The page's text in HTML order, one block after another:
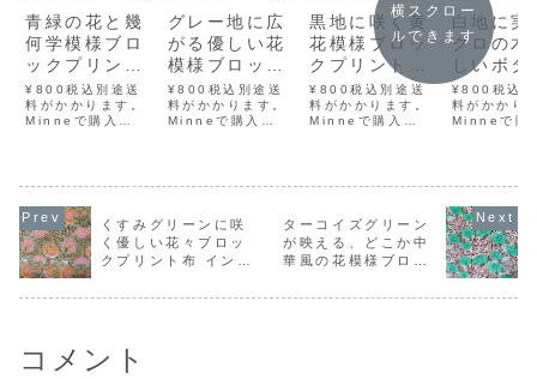
青緑の花と幾
何学模様ブロ
ックプリント
布 インド手仕
事のコットン
生地｜幅
¥800税込別途送
料がかかります。
Minneで購入
リマで購入インド
統的な手仕事「ブ
ロックプリント」
で仕立てられたコ
ットン生地です。
ブロックプリント
グレー地に広
がる優しい花
模様ブロック
プリント布 イ
ンド手仕事の
コットン生地
¥800税込別途送
料がかかります。
Minneで購入
リマで購入インド
ロックプリント」
で仕立てられたコ
ットン生地です。
黒地に咲く黄
花模様ブロッ
クプリント布
インド手仕事
のコットン生
地｜幅
¥800税込別途送
料がかかります。
Minneで購入
リマで購入インド
ロックプリント」
で仕立てられたコ
ットン生地です。
白地に実
クロの木
しいボタ
ル柄ブロ
プリント
ンド手仕
売
¥800税込
料がかかり
Minneで購
リマで購入
統的な手仕
ロックプリ
で仕立てら
ットン生地
ブロックプ
横スクロー
ルできます
くすみグリーンに咲
く優しい花々ブロッ
クプリント布 インド
地｜幅110cm・
ターコイズグリーン
が映える、どこか中
華風の花模様ブロッ
手仕事のコットン生
コメント